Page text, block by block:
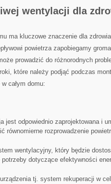
wentylacji⁢ dla
ma kluczowe znaczenie⁤ dla
⁤powietrza zapobiegamy
prowadzić do różnorodnych
które należy podjąć ‍podczas
całym domu:
jest odpowiednio ‌zaprojektowana i
równomierne rozprowadzenie
wentylacyjny, który będzie
potrzeby dotyczące efektywności
tj. system rekuperacji w